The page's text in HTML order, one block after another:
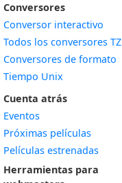
Conversores
Conversor interactivo
Todos los conversores TZ
Conversores de formato
Tiempo Unix
Cuenta atrás
Eventos
Próximas películas
Películas estrenadas
Herramientas para